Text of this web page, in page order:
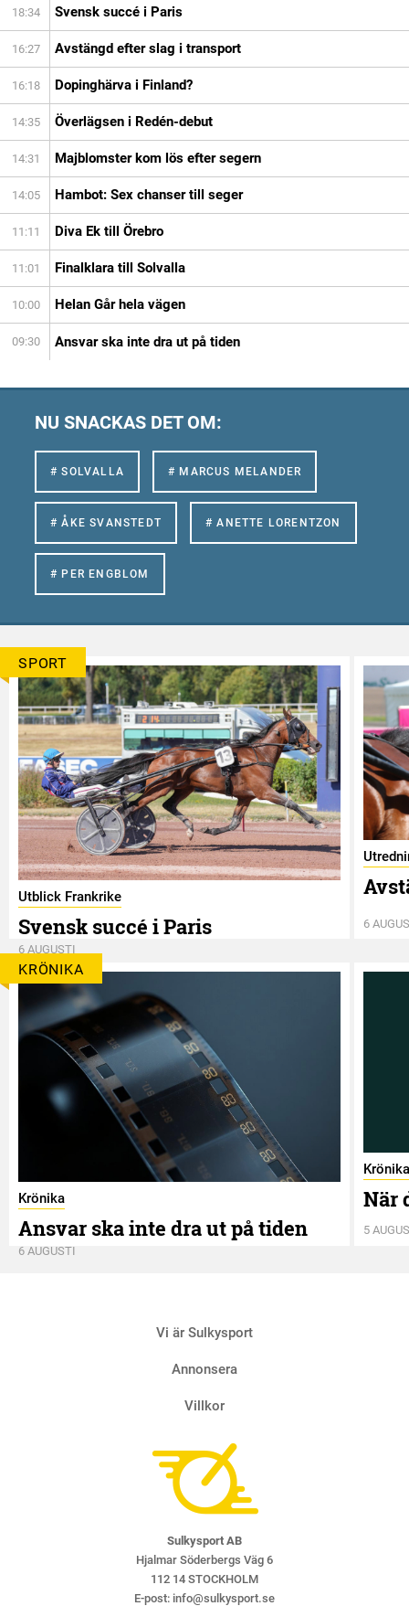
18:34 Svensk succé i Paris
16:27 Avstängd efter slag i transport
16:18 Dopinghärva i Finland?
14:35 Överlägsen i Redén-debut
14:31 Majblomster kom lös efter segern
14:05 Hambot: Sex chanser till seger
11:11 Diva Ek till Örebro
11:01 Finalklara till Solvalla
10:00 Helan Går hela vägen
09:30 Ansvar ska inte dra ut på tiden
NU SNACKAS DET OM:
# SOLVALLA # MARCUS MELANDER
# ÅKE SVANSTEDT # ANETTE LORENTZON
# PER ENGBLOM
SPORT
Utblick Frankrike
Svensk succé i Paris
6 AUGUSTI
6
KRÖNIKA
Krönika
Ansvar ska inte dra ut på tiden
6 AUGUSTI
Krönika
När
5
Vi är Sulkysport
Annonsera
Villkor
Sulkysport AB
Hjalmar Söderbergs Väg 6
112 14 STOCKHOLM
E-post: info@sulkysport.se